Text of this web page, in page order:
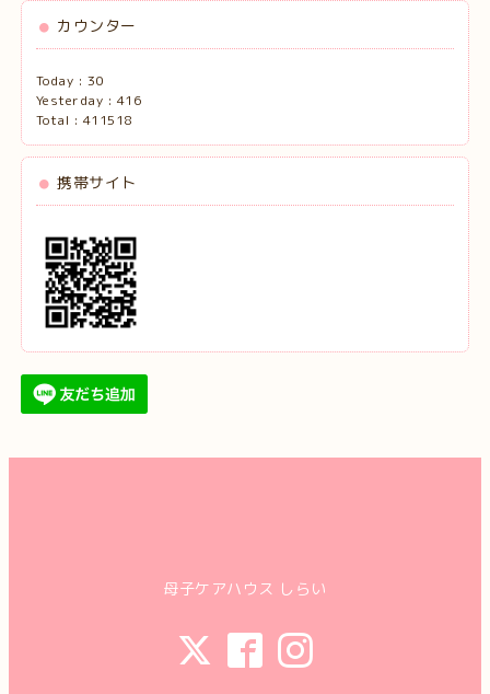
カウンター
Today : 30
Yesterday : 416
Total : 411518
携帯サイト
母子ケアハウス しらい